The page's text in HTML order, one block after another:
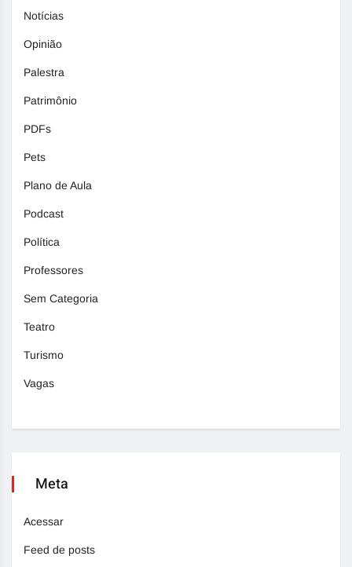
Notícias
Opinião
Palestra
Patrimônio
PDFs
Pets
Plano de Aula
Podcast
Política
Professores
Sem Categoria
Teatro
Turismo
Vagas
Meta
Acessar
Feed de posts